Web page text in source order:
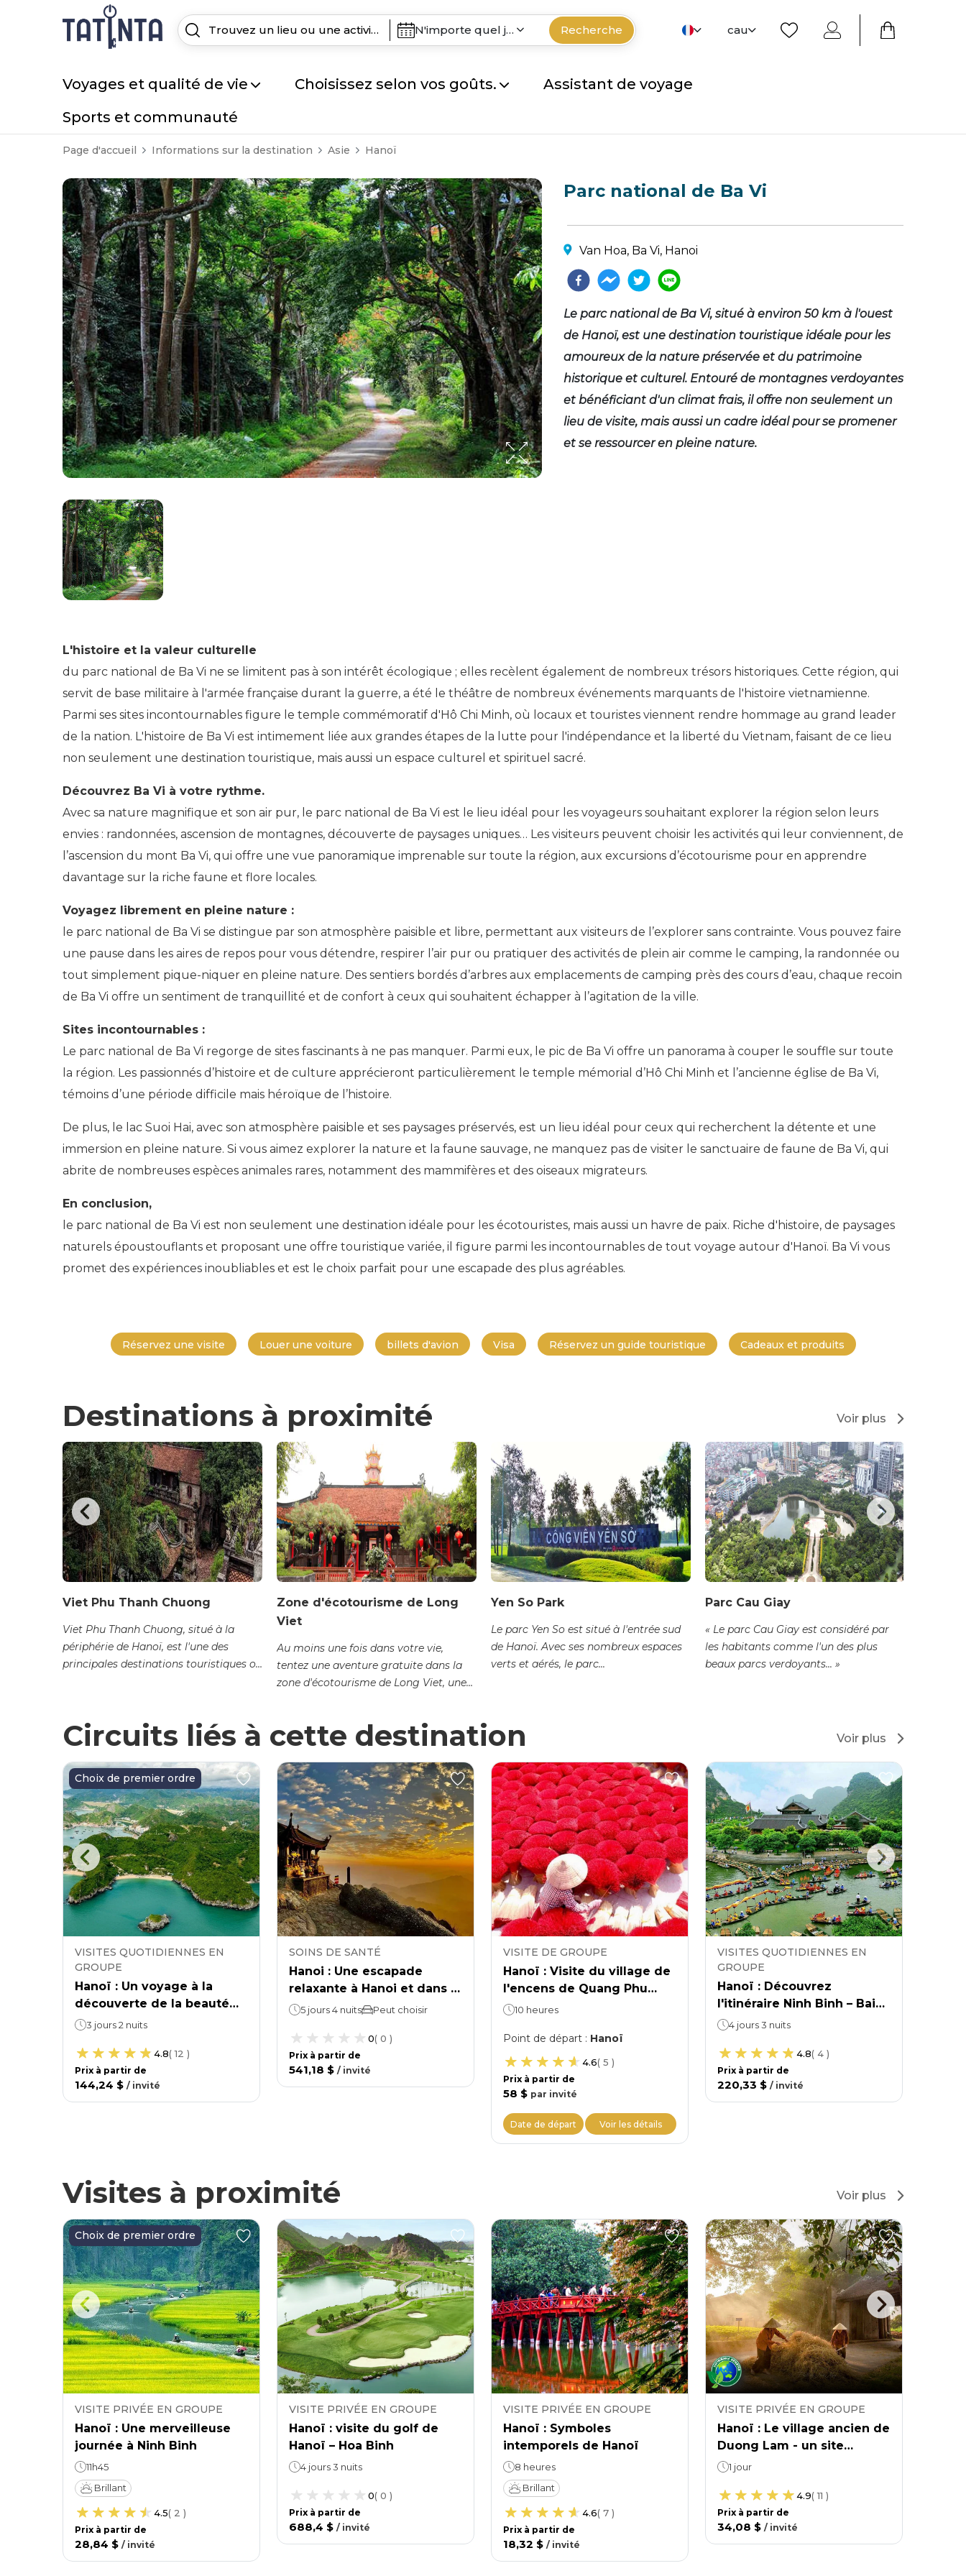
N'importe quel jour Recherche cau
Voyages et qualité de vie Choisissez selon vos goûts.
Assistant de voyage
Sports et communauté
Page d'accueil Informations sur la destination Asie Hanoï
Parc national de Ba Vi
Van Hoa, Ba Vi, Hanoi
Le parc national de Ba Vi, situé à environ 50 km à l'ouest
de Hanoï, est une destination touristique idéale pour les
amoureux de la nature préservée et du patrimoine
historique et culturel. Entouré de montagnes verdoyantes
et bénéficiant d'un climat frais, il offre non seulement un
lieu de visite, mais aussi un cadre idéal pour se promener
et se ressourcer en pleine nature.
L'histoire et la valeur culturelle
du parc national de Ba Vi ne se limitent pas à son intérêt écologique ; elles recèlent également de nombreux trésors historiques. Cette région, qui
servit de base militaire à l'armée française durant la guerre, a été le théâtre de nombreux événements marquants de l'histoire vietnamienne.
Parmi ses sites incontournables figure le temple commémoratif d'Hô Chi Minh, où locaux et touristes viennent rendre hommage au grand leader
de la nation. L'histoire de Ba Vi est intimement liée aux grandes étapes de la lutte pour l'indépendance et la liberté du Vietnam, faisant de ce lieu
non seulement une destination touristique, mais aussi un espace culturel et spirituel sacré.
Découvrez Ba Vi à votre rythme.
Avec sa nature magnifique et son air pur, le parc national de Ba Vi est le lieu idéal pour les voyageurs souhaitant explorer la région selon leurs
envies : randonnées, ascension de montagnes, découverte de paysages uniques… Les visiteurs peuvent choisir les activités qui leur conviennent, de
l’ascension du mont Ba Vi, qui offre une vue panoramique imprenable sur toute la région, aux excursions d’écotourisme pour en apprendre
davantage sur la riche faune et flore locales.
Voyagez librement en pleine nature :
le parc national de Ba Vi se distingue par son atmosphère paisible et libre, permettant aux visiteurs de l’explorer sans contrainte. Vous pouvez faire
une pause dans les aires de repos pour vous détendre, respirer l’air pur ou pratiquer des activités de plein air comme le camping, la randonnée ou
tout simplement pique-niquer en pleine nature. Des sentiers bordés d’arbres aux emplacements de camping près des cours d’eau, chaque recoin
de Ba Vi offre un sentiment de tranquillité et de confort à ceux qui souhaitent échapper à l’agitation de la ville.
Sites incontournables :
Le parc national de Ba Vi regorge de sites fascinants à ne pas manquer. Parmi eux, le pic de Ba Vi offre un panorama à couper le souffle sur toute
la région. Les passionnés d’histoire et de culture apprécieront particulièrement le temple mémorial d’Hô Chi Minh et l’ancienne église de Ba Vi,
témoins d’une période difficile mais héroïque de l’histoire.
De plus, le lac Suoi Hai, avec son atmosphère paisible et ses paysages préservés, est un lieu idéal pour ceux qui recherchent la détente et une
immersion en pleine nature. Si vous aimez explorer la nature et la faune sauvage, ne manquez pas de visiter le sanctuaire de faune de Ba Vi, qui
abrite de nombreuses espèces animales rares, notamment des mammifères et des oiseaux migrateurs.
En conclusion,
le parc national de Ba Vi est non seulement une destination idéale pour les écotouristes, mais aussi un havre de paix. Riche d'histoire, de paysages
naturels époustouflants et proposant une offre touristique variée, il figure parmi les incontournables de tout voyage autour d'Hanoï. Ba Vi vous
promet des expériences inoubliables et est le choix parfait pour une escapade des plus agréables.
Réservez une visite Louer une voiture billets d'avion Visa Réservez un guide touristique Cadeaux et produits
Destinations à proximité Voir plus
Viet Phu Thanh Chuong
Viet Phu Thanh Chuong, situé à la
périphérie de Hanoï, est l'une des
principales destinations touristiques où
Zone d'écotourisme de Long
Viet
Au moins une fois dans votre vie,
tentez une aventure gratuite dans la
zone d'écotourisme de Long Viet, une
Yen So Park
Le parc Yen So est situé à l'entrée sud
de Hanoï. Avec ses nombreux espaces
verts et aérés, le parc...
Parc Cau Giay
« Le parc Cau Giay est considéré par
les habitants comme l'un des plus
beaux parcs verdoyants... »
Circuits liés à cette destination Voir plus
Choix de premier ordre
VISITES QUOTIDIENNES EN
GROUPE
Hanoï : Un voyage à la
découverte de la beauté
naturelle de l'île de Cat Ba.
3 jours 2 nuits
4.8(12 )
Prix ​​à partir de
144,24 $ / invité
SOINS DE SANTÉ
Hanoi : Une escapade
relaxante à Hanoi et dans la
campagne de Yen Tu.
5 jours 4 nuits Peut choisir
0( 0 )
Prix ​​à partir de
541,18 $ / invité
VISITE DE GROUPE
Hanoï : Visite du village de
l'encens de Quang Phu
Cau, du chemin de fer et
ville
10 heures
Point de départ : Hanoï
4.6( 5 )
Prix ​​à partir de
58 $ par invité
Date de départ Voir les détails
VISITES QUOTIDIENNES EN
GROUPE
Hanoï : Découvrez
l'itinéraire Ninh Binh – Baie
d'Ha Long – Sapa.
4 jours 3 nuits
4.8( 4 )
Prix ​​à partir de
220,33 $ / invité
Visites à proximité Voir plus
Choix de premier ordre
VISITE PRIVÉE EN GROUPE
Hanoï : Une merveilleuse
journée à Ninh Binh
11h45
Brillant
4.5( 2 )
Prix ​​à partir de
28,84 $ / invité
VISITE PRIVÉE EN GROUPE
Hanoï : visite du golf de
Hanoï – Hoa Binh
4 jours 3 nuits
0( 0 )
Prix ​​à partir de
688,4 $ / invité
VISITE PRIVÉE EN GROUPE
Hanoï : Symboles
intemporels de Hanoï
8 heures
Brillant
4.6( 7 )
Prix ​​à partir de
18,32 $ / invité
VISITE PRIVÉE EN GROUPE
Hanoï : Le village ancien de
Duong Lam - un site
patrimonial au cœur de
1 jour
4.9(11 )
Prix ​​à partir de
34,08 $ / invité